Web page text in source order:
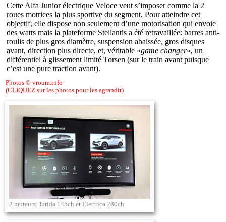
Cette Alfa Junior électrique Veloce veut s’imposer comme la 2
roues motrices la plus sportive du segment. Pour atteindre cet
objectif, elle dispose non seulement d’une motorisation qui envoie
des watts mais la plateforme Stellantis a été retravaillée: barres anti-
roulis de plus gros diamètre, suspension abaissée, gros disques
avant, direction plus directe, et, véritable «game changer», un
différentiel à glissement limité Torsen (sur le train avant puisque
c’est une pure traction avant).
Photos © vroum.info
(CLIQUEZ sur les photos pour les agrandir)
2 moteurs: Ibrida 145ch et Elettrica 280ch